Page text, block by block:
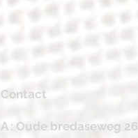
Contact
A : Oude bredaseweg 26